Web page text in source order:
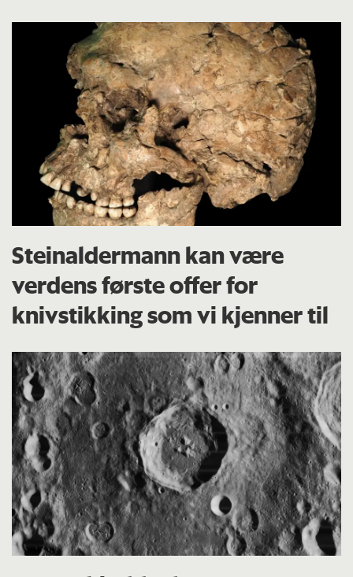
Steinaldermann kan være
verdens første offer for
knivstikking som vi kjenner til